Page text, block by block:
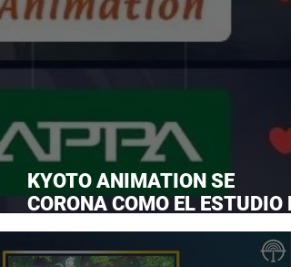
KYOTO ANIMATION SE
CORONA COMO EL ESTUDIO
ANIME FAVORITO Y LE ROBA
CORONA A MAPPA